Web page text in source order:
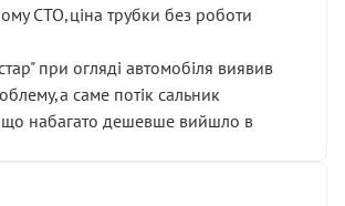
СТО,ціна трубки без роботи
при огляді автомобіля виявив
саме потік сальник
набагато дешевше вийшло в